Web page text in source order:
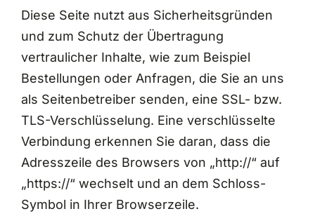
Diese Seite nutzt aus Sicherheitsgründen
und zum Schutz der Übertragung
vertraulicher Inhalte, wie zum Beispiel
Bestellungen oder Anfragen, die Sie an uns
als Seitenbetreiber senden, eine SSL- bzw.
TLS-Verschlüsselung. Eine verschlüsselte
Verbindung erkennen Sie daran, dass die
Adresszeile des Browsers von „http://“ auf
„https://“ wechselt und an dem Schloss-
Symbol in Ihrer Browserzeile.